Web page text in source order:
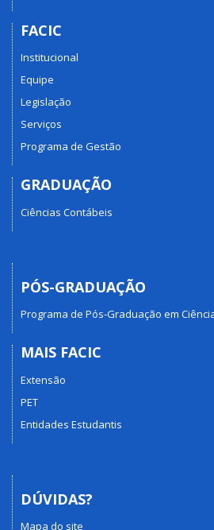
FACIC
Institucional
Equipe
Legislação
Serviços
Programa de Gestão
GRADUAÇÃO
Ciências Contábeis
PÓS-GRADUAÇÃO
Programa de Pós-Graduação em
MAIS FACIC
Extensão
PET
Entidades Estudantis
DÚVIDAS?
Mapa do site